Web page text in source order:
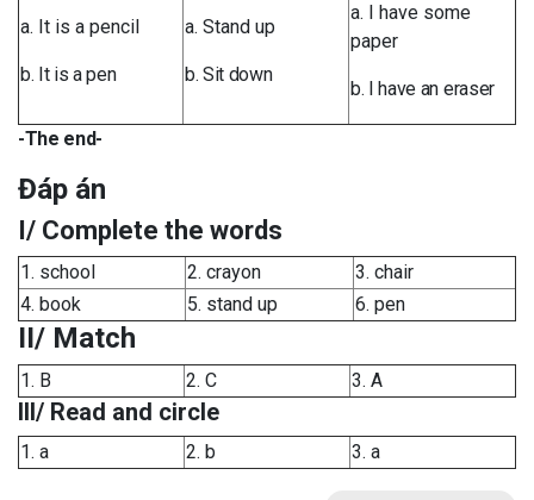
a. It is a pencil
b. It is a pen
a. Stand up
b. Sit down
a. I have some
paper
b. I have an eraser
-The end-
Đáp án
I/ Complete the words
1. school 2. crayon
3. chair
4. book
5. stand up 6. pen
II/ Match
1. B 2. C 3. A
III/ Read and circle
1. a 2. b 3. a